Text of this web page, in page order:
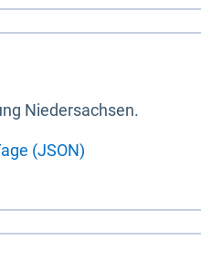
Niedersachsen.
(JSON)